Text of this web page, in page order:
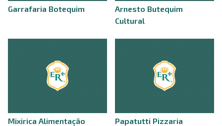
Garrafaria Botequim
Arnesto Butequim
Cultural
Mixirica Alimentação
Papatutti Pizzaria